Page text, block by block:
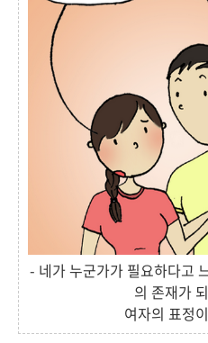
- 네가 누군가가 필요하다고
의 존재가
여자의 표정